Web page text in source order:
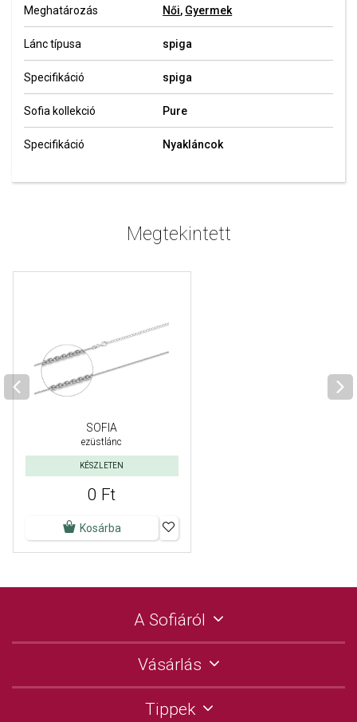
Meghatározás Női, Gyermek
Lánc típusa spiga
Specifikáció spiga
Sofia kollekció Pure
Specifikáció Nyakláncok
Megtekintett
SOFIA
ezüstlánc
KÉSZLETEN
0 Ft
Kosárba
A Sofiáról
Vásárlás
Tippek